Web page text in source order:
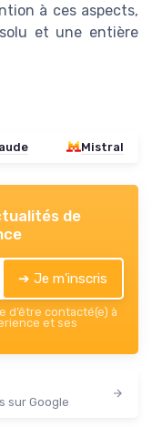
à ces aspects,
et une entière
Mistral
de
➔ Je m'inscris
d’être contacté(e) à
et ses
sur Google